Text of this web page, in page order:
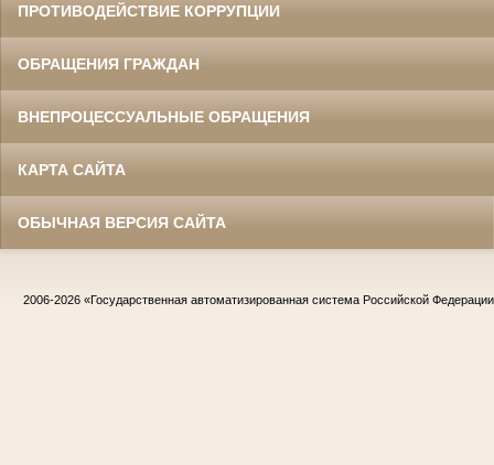
ПРОТИВОДЕЙСТВИЕ КОРРУПЦИИ
ОБРАЩЕНИЯ ГРАЖДАН
ВНЕПРОЦЕССУАЛЬНЫЕ ОБРАЩЕНИЯ
КАРТА САЙТА
ОБЫЧНАЯ ВЕРСИЯ САЙТА
2006-2026 «Государственная автоматизированная система Российской